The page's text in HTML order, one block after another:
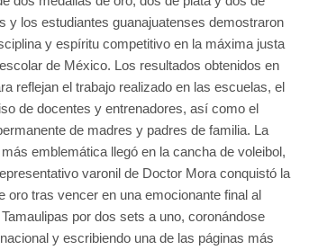
y los estudiantes guanajuatenses demostraron
y espíritu competitivo en la máxima justa
de México. Los resultados obtenidos en
reflejan el trabajo realizado en las escuelas, el
de docentes y entrenadores, así como el
de madres y padres de familia. La
emblemática llegó en la cancha de voleibol,
varonil de Doctor Mora conquistó la
oro tras vencer en una emocionante final al
por dos sets a uno, coronándose
y escribiendo una de las páginas más